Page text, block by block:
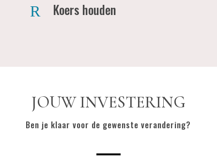
R Koers houden
JOUW INVESTERING
Ben je klaar voor de gewenste verandering?